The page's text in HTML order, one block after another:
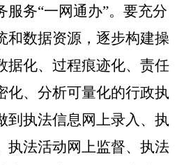
服务“一网通办”。要充分
和数据资源，逐步构建操
据化、过程痕迹化、责任
化、分析可量化的行政执
到执法信息网上录入、执
执法活动网上监督、执法